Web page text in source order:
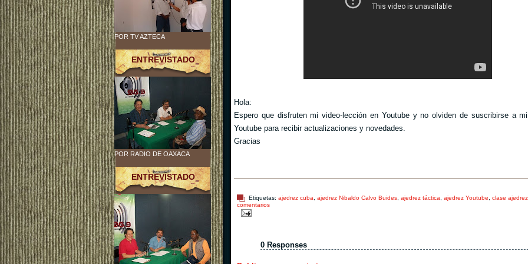
Hola:
Espero que disfruten mi video-lección en Youtube y no olviden de suscribirse a
Youtube para recibir actualizaciones y novedades.
Gracias
Etiquetas: ajedrez cuba ajedrez Nibaldo Calvo Buides ajedrez táctica ajedrez Youtube
clase ajedrez
comentarios
0 Responses
POR TV AZTECA
ENTREVISTADO
POR RADIO DE OAXACA
ENTREVISTADO